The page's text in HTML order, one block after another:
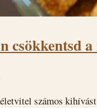
csökkentsd
számos